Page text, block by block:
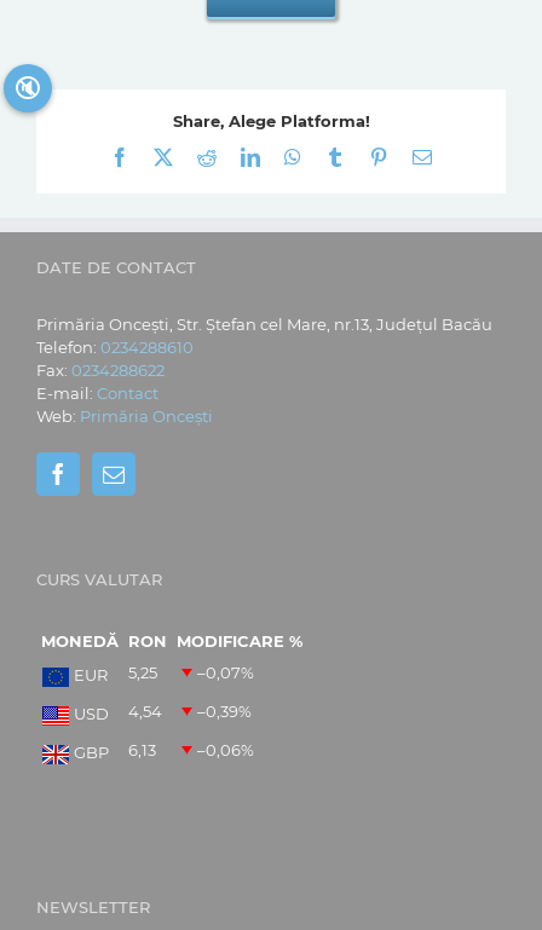
Share, Alege Platforma!
Facebook
RedditLinkedInWhatsApp
Tumblr Pinterest
E-
DATE DE CONTACT
Primăria Oncești, Str. Ștefan cel Mare, nr.13, Județul Bacău
Telefon: 0234288610
Fax: 0234288622
E-mail: Contact
Web: Primăria Oncești
CURS VALUTAR
MONEDĂ RON
MODIFICARE %
EUR
5,25 –0,07%
USD 4,54 –0,39%
GBP 6,13 –0,06%
NEWSLETTER
🔇